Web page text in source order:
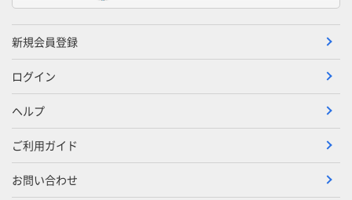
新規会員登録
ログイン
ヘルプ
ご利用ガイド
お問い合わせ